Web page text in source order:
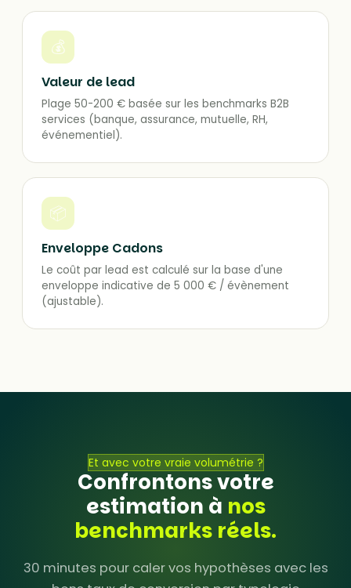
💰
Valeur de lead
Plage 50-200 € basée sur les benchmarks B2B
services (banque, assurance, mutuelle, RH,
événementiel).
📦
Enveloppe Cadons
Le coût par lead est calculé sur la base d'une
enveloppe indicative de 5 000 € / évènement
(ajustable).
Et avec votre vraie volumétrie ?
Confrontons votre
estimation à nos
benchmarks réels.
30 minutes pour caler vos hypothèses avec les